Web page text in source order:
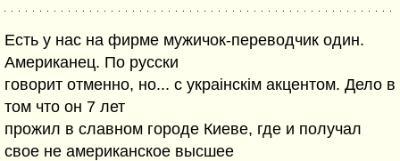
Есть у нас на фирме мужичок-переводчик один.
Американец. По русски
говорит отменно, но... с украiнскiм акцентом. Дело в
том что он 7 лет
прожил в славном городе Киеве, где и получал
свое не американское высшее